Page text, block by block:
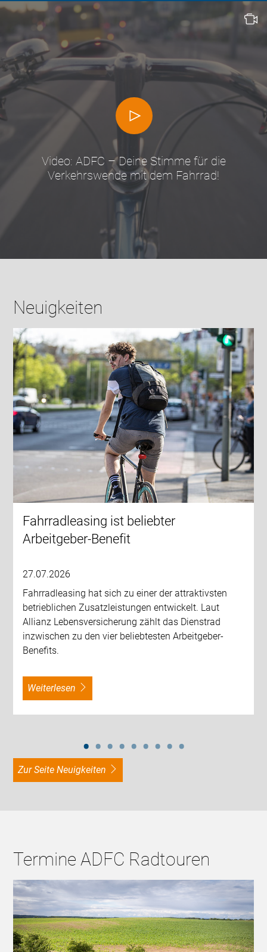
Video: ADFC – Deine Stimme für die
Verkehrswende mit dem Fahrrad!
Neuigkeiten
Fahrradleasing ist beliebter
Arbeitgeber-Benefit
27.07.2026
Fahrradleasing hat sich zu einer der attraktivsten
betrieblichen Zusatzleistungen entwickelt. Laut
Allianz Lebensversicherung zählt das Dienstrad
inzwischen zu den vier beliebtesten Arbeitgeber-
Benefits.
weiterlesen
zur Seite Neuigkeiten
Termine ADFC Radtouren